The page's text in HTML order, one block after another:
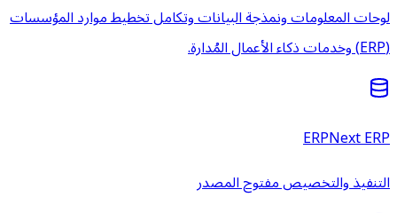
لوحات المعلومات ونمذجة البيانات وتكامل تخطيط موارد المؤسسات
(ERP) وخدمات ذكاء الأعمال المُدارة.
ERPNext ERP
التنفيذ والتخصيص مفتوح المصدر